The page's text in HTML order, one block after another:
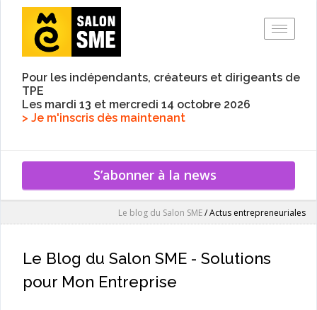
Pour les indépendants, créateurs et dirigeants de
TPE
Les mardi 13 et mercredi 14 octobre 2026
> Je m'inscris dès maintenant
S’abonner à la news
Le blog du Salon SME/Actus entrepreneuriales
Le Blog du Salon SME - Solutions
pour Mon Entreprise